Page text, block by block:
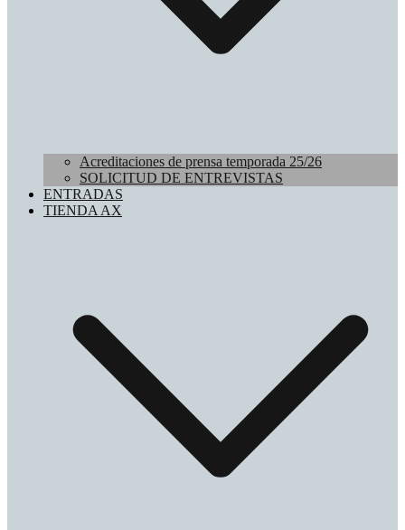
Acreditaciones de prensa temporada 25/26
SOLICITUD DE ENTREVISTAS
ENTRADAS
TIENDA AX